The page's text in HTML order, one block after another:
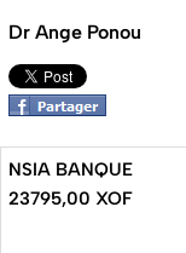
Dr Ange Ponou
NSIA BANQUE
23795,00 XOF